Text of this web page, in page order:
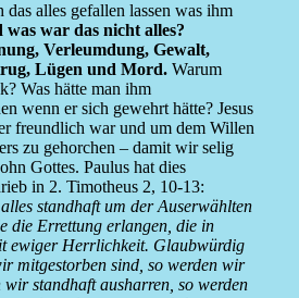
das alles gefallen lassen was ihm
was war das nicht alles?
Verleumdung, Gewalt,
Lügen und Mord.Warum
Was hätte man ihm
wenn er sich gewehrt hätte? Jesus
freundlich war und um dem Willen
zu gehorchen – damit wir selig
Gottes. Paulus hat dies
in 2. Timotheus 2, 10-13:
standhaft um der Auserwählten
die Errettung erlangen, die in
ewiger Herrlichkeit. Glaubwürdig
mitgestorben sind, so werden wir
standhaft ausharren, so werden